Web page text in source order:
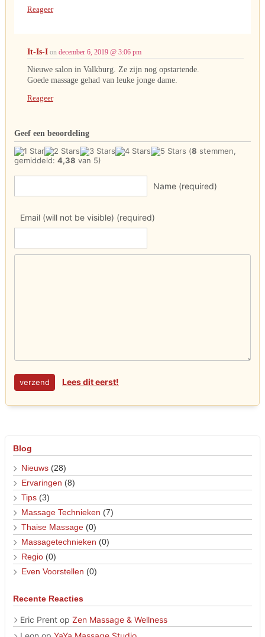
Reageer
It-Is-I on december 6, 2019 @ 3:06 pm
Nieuwe salon in Valkburg. Ze zijn nog opstartende.
Goede massage gehad van leuke jonge dame.
Reageer
Geef een beoordeling
(8 stemmen,
gemiddeld: 4,38 van 5)
Name (required)
Email (will not be visible) (required)
Lees dit eerst!
Blog
Nieuws (28)
Ervaringen (8)
Tips (3)
Massage Technieken (7)
Thaise Massage (0)
Massagetechnieken (0)
Regio (0)
Even Voorstellen (0)
Recente Reacties
Eric Prent op Zen Massage & Wellness